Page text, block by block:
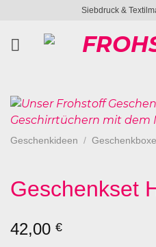
springen
Siebdruck &
Geschenkideen /
Geschenkset
42,00 €